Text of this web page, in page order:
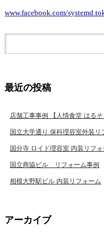
www.facebook.com/
最近の投稿
店舗工事事例 【人情食堂 はるそ
国立大学通り 保科理容室外装リ
国分寺 ロイド理容室 内装リフ
国立商協ビル リフォーム事例
相模大野駅ビル 内装リフォーム
アーカイブ